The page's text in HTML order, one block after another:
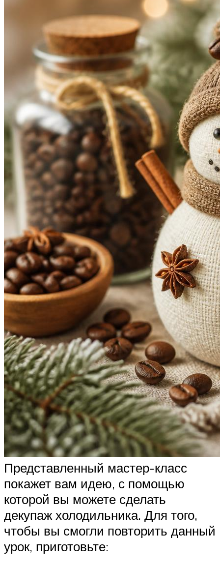
Представленный мастер-класс
покажет вам идею, с помощью
которой вы можете сделать
декупаж холодильника. Для того,
чтобы вы смогли повторить данный
урок, приготовьте: